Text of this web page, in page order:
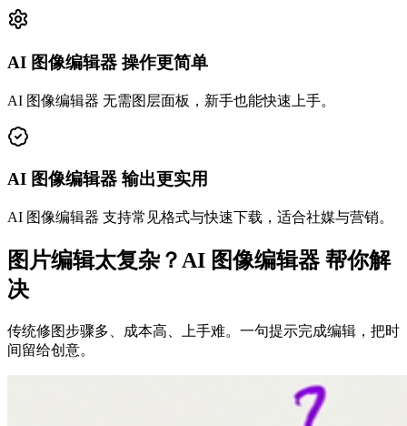
AI 图像编辑器 操作更简单
AI 图像编辑器 无需图层面板，新手也能快速上手。
AI 图像编辑器 输出更实用
AI 图像编辑器 支持常见格式与快速下载，适合社媒与营销。
图片编辑太复杂？AI 图像编辑器 帮你解
决
传统修图步骤多、成本高、上手难。一句提示完成编辑，把时
间留给创意。